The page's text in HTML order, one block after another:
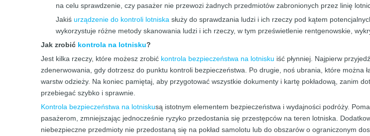
na celu sprawdzenie, czy pasażer nie przewozi żadnych przedmiotów zabronionych przez linię
Jakiś urządzenie do kontroli lotniska służy do sprawdzania ludzi i ich rzeczy pod kątem
wykorzystuje różne metody skanowania ludzi i ich rzeczy, w tym prześwietlenie rentgenowskie,
Jak zrobić kontrola na lotnisku?
Jest kilka rzeczy, które możesz zrobić kontrola bezpieczeństwa na lotnisku iść płynniej. Najpierw
zdenerwowania, gdy dotrzesz do punktu kontroli bezpieczeństwa. Po drugie, noś ubrania, które można
warstw odzieży. Na koniec pamiętaj, aby przygotować wszystkie dokumenty i kartę pokładową, zanim
przebiegać szybko i sprawnie.
Kontrola bezpieczeństwa na lotniskusą istotnym elementem bezpieczeństwa i wydajności podróży.
pasażerom, zmniejszając jednocześnie ryzyko przedostania się przestępców na teren lotniska.
niebezpieczne przedmioty nie przedostaną się na pokład samolotu lub do obszarów o ograniczonym